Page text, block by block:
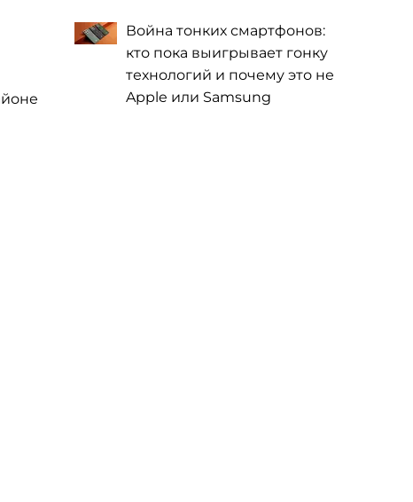
Война тонких смартфонов:
кто пока выигрывает гонку
технологий и почему это не
Apple или Samsung